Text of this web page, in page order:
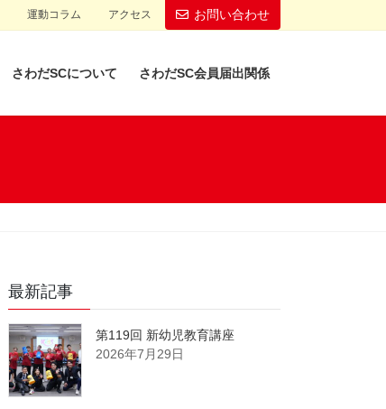
運動コラム アクセス お問い合わせ
さわだSCについて さわだSC会員届出関係
最新記事
第119回 新幼児教育講座
2026年7月29日